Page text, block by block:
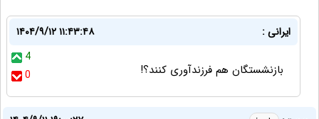
ایرانی :
۱۴۰۴/۹/۱۲ ۱۱:۴۳:۴۸
4
0
بازنشستگان هم فرزندآوری کنند؟!